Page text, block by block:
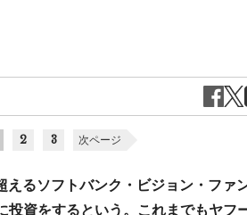
2 3 次ページ
るソフトバンク・ビジョン・ファ
資をするという。これまでもヤフ